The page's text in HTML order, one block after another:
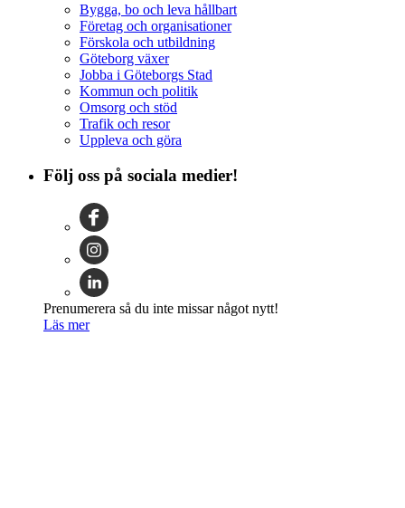
Bygga, bo och leva hållbart
Företag och organisationer
Förskola och utbildning
Göteborg växer
Jobba i Göteborgs Stad
Kommun och politik
Omsorg och stöd
Trafik och resor
Uppleva och göra
Följ oss på sociala medier!
Prenumerera så du inte missar något nytt!
Läs mer